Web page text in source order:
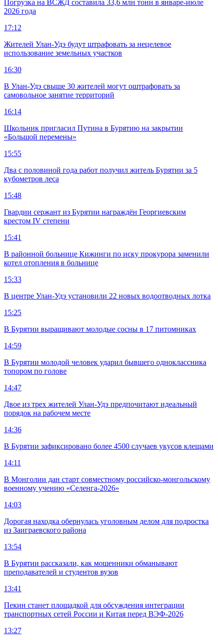
Погрузка на ВСЖД составила 33,6 млн тонн в январе-июле
2026 года
17:12
Жителей Улан-Удэ будут штрафовать за нецелевое
использование земельных участков
16:30
В Улан-Удэ свыше 30 жителей могут оштрафовать за
самовольное занятие территорий
16:14
Школьник пригласил Путина в Бурятию на закрытии
«Большой перемены»
15:55
Два с половиной года работ получил житель Бурятии за 5
кубометров леса
15:48
Гвардии сержант из Бурятии награждён Георгиевским
крестом IV степени
15:41
В районной больнице Кижинги по иску прокурора заменили
котел отопления в больнице
15:33
В центре Улан-Удэ установили 22 новых водоотводных лотка
15:25
В Бурятии выращивают молодые сосны в 17 питомниках
14:59
В Бурятии молодой человек ударил бывшего одноклассника
топором по голове
14:47
Двое из трех жителей Улан-Удэ предпочитают идеальный
порядок на рабочем месте
14:36
В Бурятии зафиксировано более 4500 случаев укусов клещами
14:11
В Монголии дан старт совместному российско-монгольскому
военному учению «Селенга-2026»
14:03
Дорогая находка обернулась уголовным делом для подростка
из Заиграевского района
13:54
В Бурятии рассказали, как мошенники обманывают
преподавателей и студентов вузов
13:41
Пекин станет площадкой для обсуждения интеграции
транспортных сетей России и Китая перед ВЭФ-2026
13:27